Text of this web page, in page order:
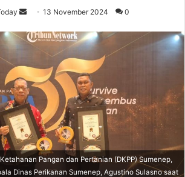
n
a
n
e
m
a
i
l
13 November 2024 0
Pangan dan Pertanian (DKPP) Sumenep,
Dinas Perikanan Sumenep, Agustino Sulasno saat